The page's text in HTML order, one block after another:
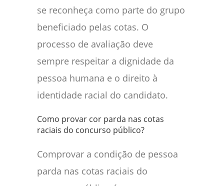
se reconheça como parte do grupo
beneficiado pelas cotas. O
processo de avaliação deve
sempre respeitar a dignidade da
pessoa humana e o direito à
identidade racial do candidato.
Como provar cor parda nas cotas
raciais do concurso público?
Comprovar a condição de pessoa
parda nas cotas raciais do